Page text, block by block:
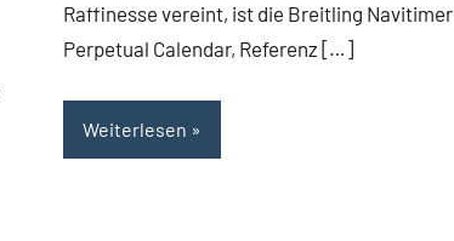
Raffinesse vereint, ist die Breitling Navitimer
Perpetual Calendar, Referenz […]
Weiterlesen